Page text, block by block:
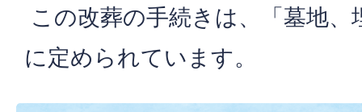
この改葬の手続きは、「墓地
に定められています。